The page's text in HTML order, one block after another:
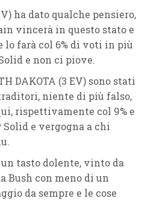
ha dato qualche pensiero,
vincerà in questo stato e
lo farà col 6% di voti in più
e non ci piove.
DAKOTA (3 EV) sono stati
niente di più falso,
rispettivamente col 9% e
Solid e vergogna a chi
un tasto dolente, vinto da
Bush con meno di un
da sempre e le cose